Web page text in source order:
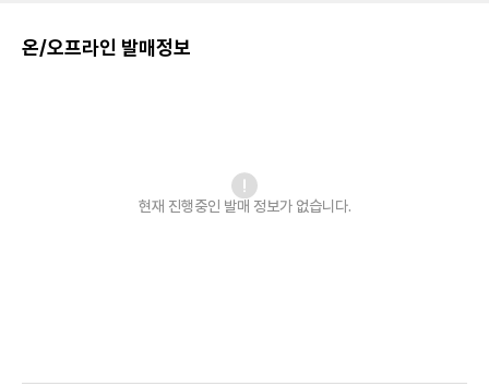
온/오프라인 발매정보
현재 진행중인 발매 정보가 없습니다.